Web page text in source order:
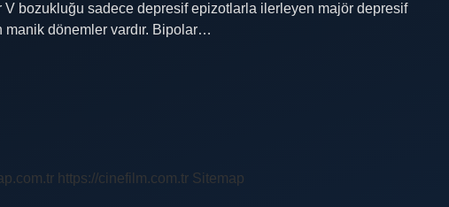
bozukluğu sadece depresif epizotlarla ilerleyen majör depresif
manik dönemler vardır. Bipolar…
https://cinefilm.com.tr Sitemap